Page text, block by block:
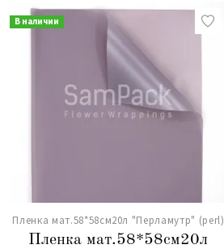
В наличии
Пленка мат.58*58см20л "Перламутр" (perl)
Пленка мат.58*58см20л